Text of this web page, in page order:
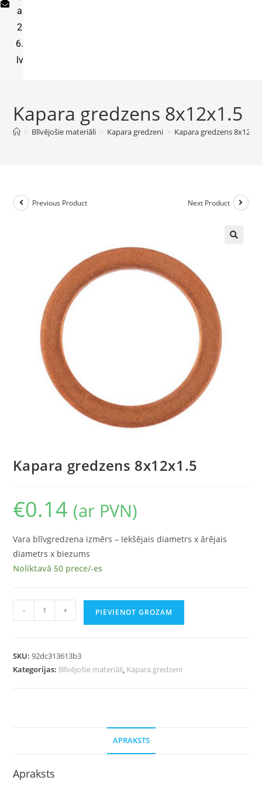
a
2
6.
lv
Kapara gredzens 8x12x1.5
> Blīvējošie materiāli > Kapara gredzeni > Kapara gredzens
Previous Product Next Product
Kapara gredzens 8x12x1.5
€0.14 (ar PVN)
Vara blīvgredzena izmērs – Iekšējais diametrs x ārējais
diametrs x biezums
Noliktavā 50 prece/-es
- + PIEVIENOT GROZAM
SKU:92dc313613b3
Kategorijas: Blīvējošie materiāli, Kapara gredzeni
APRAKSTS
Apraksts